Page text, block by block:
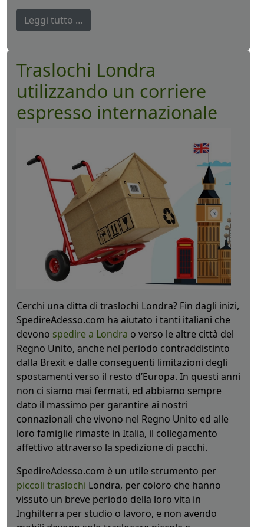
Leggi tutto …
Traslochi Londra
utilizzando un corriere
espresso internazionale
Cerchi una ditta di traslochi Londra? Fin dagli inizi,
SpedireAdesso.com ha aiutato i tanti italiani che
devono spedire a Londra o verso le altre città del
Regno Unito, anche nel periodo contraddistinto
dalla Brexit e dalle conseguenti limitazioni degli
spostamenti verso il resto d’Europa. In questi anni
non ci siamo mai fermati, ed abbiamo sempre
dato il massimo per garantire ai nostri
connazionali che vivono nel Regno Unito ed alle
loro famiglie rimaste in Italia, il collegamento
affettivo attraverso la spedizione di pacchi.
SpedireAdesso.com è un utile strumento per
piccoli traslochi Londra, per coloro che hanno
vissuto un breve periodo della loro vita in
Inghilterra per studio o lavoro, e non avendo